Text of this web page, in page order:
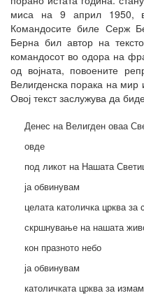
миса на 9 април 1950,
Командосите биле Серж
Берна бил автор на
командосот во одора на
од војната, повоените
Велигденска порака на
Овој текст заслужува да
Денес на Велигден оваа
овде
под ликот на Нашата
ја обвинувам
целата католичка црква за
скршнување на нашата
кон празното небо
ја обвинувам
католичката црква за